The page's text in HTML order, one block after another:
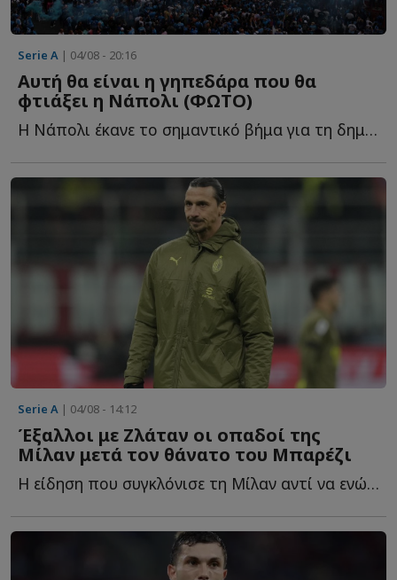
Serie A | 04/08 - 20:16
Αυτή θα είναι η γηπεδάρα που θα
φτιάξει η Νάπολι (ΦΩΤΟ)
Η Νάπολι έκανε το σημαντικό βήμα για τη δημιουργία τ...
Serie A | 04/08 - 14:12
Έξαλλοι με Ζλάταν οι οπαδοί της
Μίλαν μετά τον θάνατο του Μπαρέζι
Η είδηση που συγκλόνισε τη Μίλαν αντί να ενώσει τους π...